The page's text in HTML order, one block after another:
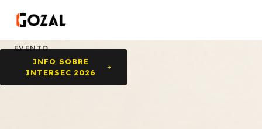
Rural Predio Ferial, Buenos Aires
· 13 a 20 h.
INFO SOBRE
INTERSEC 2026
PRESENTE
EVENTO